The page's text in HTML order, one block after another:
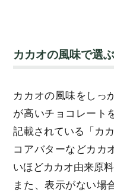
カカオの風味で選ぶ
カカオの風味をしっ
が高いチョコレート
記載されている「カ
コアバターなどカカ
いほどカカオ由来原
また、表示がない場